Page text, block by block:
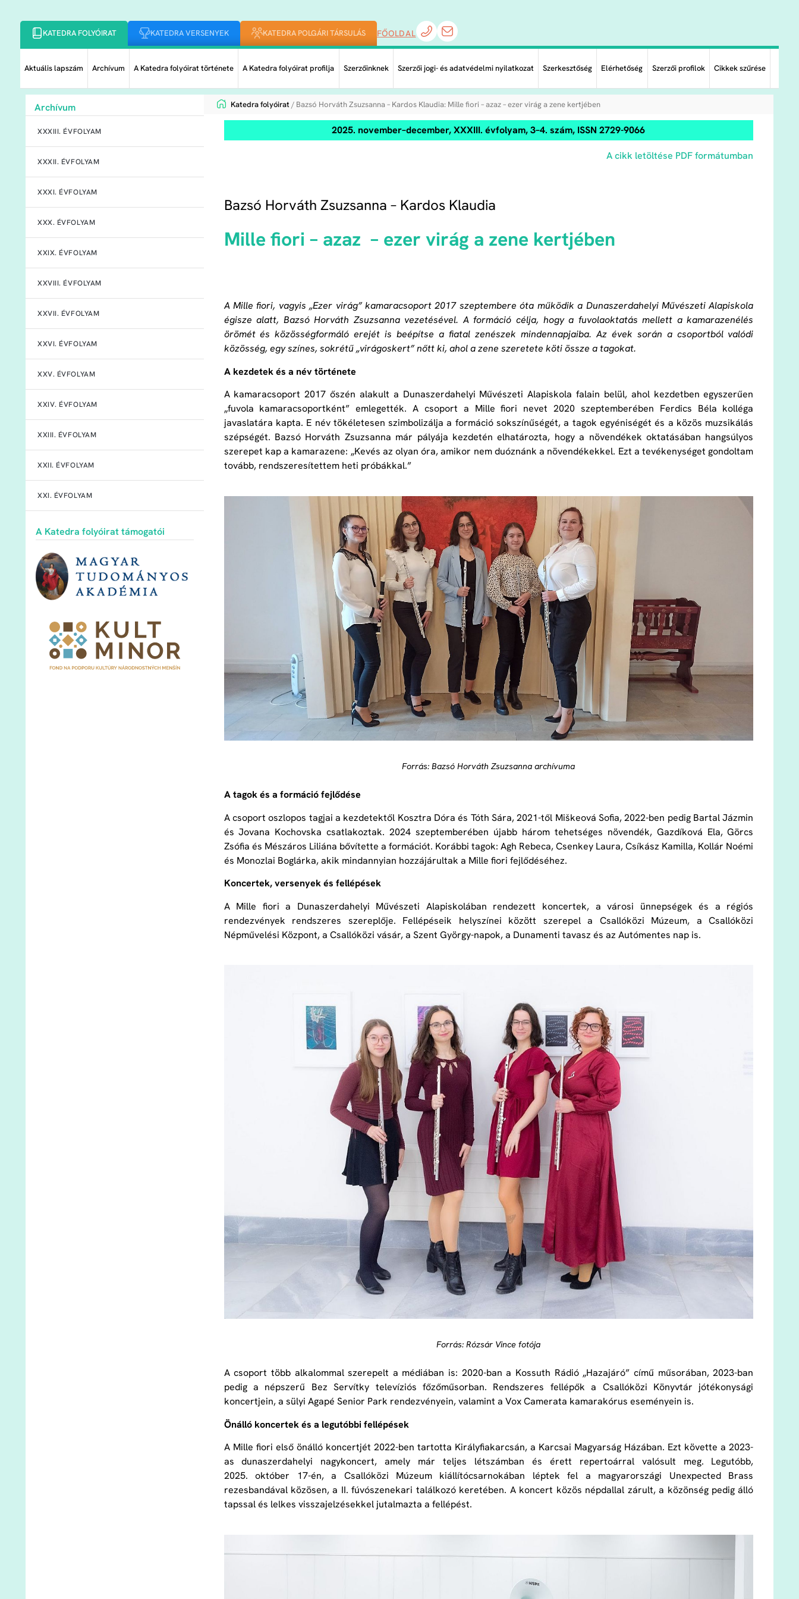
KATEDRA FOLYÓIRAT KATEDRA VERSENYEK KATEDRA POLGÁRI TÁRSULÁS FŐOLDAL
Aktuális lapszám Archívum A Katedra folyóirat története A Katedra folyóirat profilja Szerzőinknek Szerzői jogi- és adatvédelmi nyilatkozat Szerkesztőség Elérhetőség Szerzői profilok Cikkek szűrése
Archívum
XXXIII. ÉVFOLYAM
XXXII. ÉVFOLYAM
XXXI. ÉVFOLYAM
XXX. ÉVFOLYAM
XXIX. ÉVFOLYAM
XXVIII. ÉVFOLYAM
XXVII. ÉVFOLYAM
XXVI. ÉVFOLYAM
XXV. ÉVFOLYAM
XXIV. ÉVFOLYAM
XXIII. ÉVFOLYAM
XXII. ÉVFOLYAM
XXI. ÉVFOLYAM
A Katedra folyóirat támogatói
Katedra folyóirat/ Bazsó Horváth Zsuzsanna – Kardos Klaudia: Mille fiori – azaz – ezer virág a zene kertjében
2025. november–december, XXXIII. évfolyam, 3–4. szám, ISSN 2729-9066
A cikk letöltése PDF formátumban
Bazsó Horváth Zsuzsanna – Kardos Klaudia
Mille fiori – azaz – ezer virág a zene kertjében
A Mille fiori, vagyis „Ezer virág” kamaracsoport 2017 szeptembere óta működik a Dunaszerdahelyi Művészeti Alapiskola
égisze alatt, Bazsó Horváth Zsuzsanna vezetésével. A formáció célja, hogy a fuvolaoktatás mellett a kamarazenélés
örömét és közösségformáló erejét is beépítse a fiatal zenészek mindennapjaiba. Az évek során a csoportból valódi
közösség, egy színes, sokrétű „virágoskert” nőtt ki, ahol a zene szeretete köti össze a tagokat.
A kezdetek és a név története
A kamaracsoport 2017 őszén alakult a Dunaszerdahelyi Művészeti Alapiskola falain belül, ahol kezdetben egyszerűen
„fuvola kamaracsoportként” emlegették. A csoport a Mille fiori nevet 2020 szeptemberében Ferdics Béla kolléga
javaslatára kapta. E név tökéletesen szimbolizálja a formáció sokszínűségét, a tagok egyéniségét és a közös muzsikálás
szépségét. Bazsó Horváth Zsuzsanna már pályája kezdetén elhatározta, hogy a növendékek oktatásában hangsúlyos
szerepet kap a kamarazene: „Kevés az olyan óra, amikor nem duóznánk a növendékekkel. Ezt a tevékenységet gondoltam
tovább, rendszeresítettem heti próbákkal.”
Forrás: Bazsó Horváth Zsuzsanna archívuma
A tagok és a formáció fejlődése
A csoport oszlopos tagjai a kezdetektől Kosztra Dóra és Tóth Sára, 2021-től Miškeová Sofia, 2022-ben pedig Bartal Jázmin
és Jovana Kochovska csatlakoztak. 2024 szeptemberében újabb három tehetséges növendék, Gazdíková Ela, Görcs
Zsófia és Mészáros Liliána bővítette a formációt. Korábbi tagok: Agh Rebeca, Csenkey Laura, Csíkász Kamilla, Kollár Noémi
és Monozlai Boglárka, akik mindannyian hozzájárultak a Mille fiori fejlődéséhez.
Koncertek, versenyek és fellépések
A Mille fiori a Dunaszerdahelyi Művészeti Alapiskolában rendezett koncertek, a városi ünnepségek és a régiós
rendezvények rendszeres szereplője. Fellépéseik helyszínei között szerepel a Csallóközi Múzeum, a Csallóközi
Népművelési Központ, a Csallóközi vásár, a Szent György-napok, a Dunamenti tavasz és az Autómentes nap is.
Forrás: Rózsár Vince fotója
A csoport több alkalommal szerepelt a médiában is: 2020-ban a Kossuth Rádió „Hazajáró” című műsorában, 2023-ban
pedig a népszerű Bez Servítky televíziós főzőműsorban. Rendszeres fellépők a Csallóközi Könyvtár jótékonysági
koncertjein, a sülyi Agapé Senior Park rendezvényein, valamint a Vox Camerata kamarakórus eseményein is.
Önálló koncertek és a legutóbbi fellépések
A Mille fiori első önálló koncertjét 2022-ben tartotta Királyfiakarcsán, a Karcsai Magyarság Házában. Ezt követte a 2023-
as dunaszerdahelyi nagykoncert, amely már teljes létszámban és érett repertoárral valósult meg. Legutóbb,
2025. október 17-én, a Csallóközi Múzeum kiállítócsarnokában léptek fel a magyarországi Unexpected Brass
rezesbandával közösen, a II. fúvószenekari találkozó keretében. A koncert közös népdallal zárult, a közönség pedig álló
tapssal és lelkes visszajelzésekkel jutalmazta a fellépést.